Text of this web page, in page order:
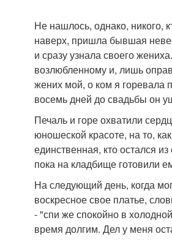
Не нашлось, однако, никого,
наверх, пришла бывшая
и сразу узнала своего
возлюбленному и, лишь
жених мой, о ком я горевала
восемь дней до свадьбы он
Печаль и горе охватили
юношеской красоте, на то,
единственная, кто остался
пока на кладбище готовили
На следующий день, когда
воскресное свое платье,
- "спи же спокойно в
время долгим. Дел у меня